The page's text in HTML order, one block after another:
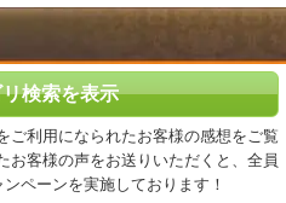
検索を表示
ご利用になられたお客様の感想をご覧
お客様の声をお送りいただくと、全員
ペーンを実施しております！